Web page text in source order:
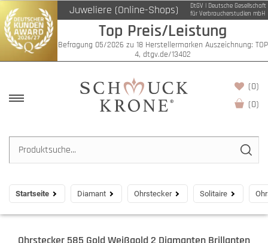
Juweliere (Online-Shops)
DtGV | Deutsche Gesellschaft
für Verbraucherstudien mbH
Top Preis/Leistung
Befragung 05/2026 zu 18 Herstellermarken Auszeichnung: TOP
4, dtgv.de/13402
(0)
(0)
Startseite Diamant Ohrstecker Solitaire